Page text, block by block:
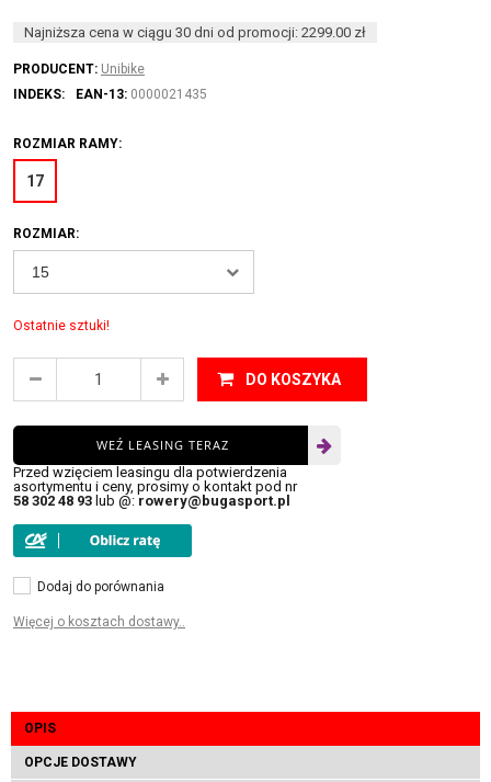
Najniższa cena w ciągu 30 dni od promocji: 2299.00 zł
PRODUCENT: Unibike
INDEKS:
EAN-13: 0000021435
ROZMIAR RAMY:
17
ROZMIAR:
Ostatnie sztuki!
DO KOSZYKA
WEŹ LEASING TERAZ
Przed wzięciem leasingu dla potwierdzenia
asortymentu i ceny, prosimy o kontakt pod nr
58 302 48 93 lub @: rowery@bugasport.pl
Dodaj do porównania
Więcej o kosztach dostawy..
OPIS
OPCJE DOSTAWY